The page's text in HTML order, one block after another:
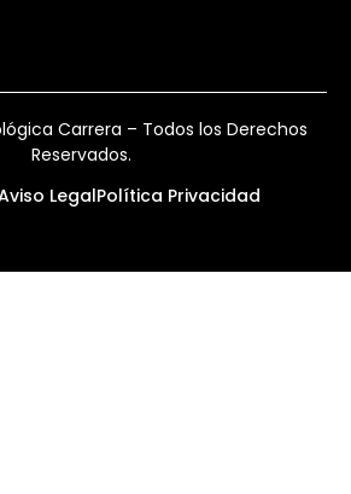
Carrera – Todos los Derechos
Reservados.
LegalPolítica Privacidad